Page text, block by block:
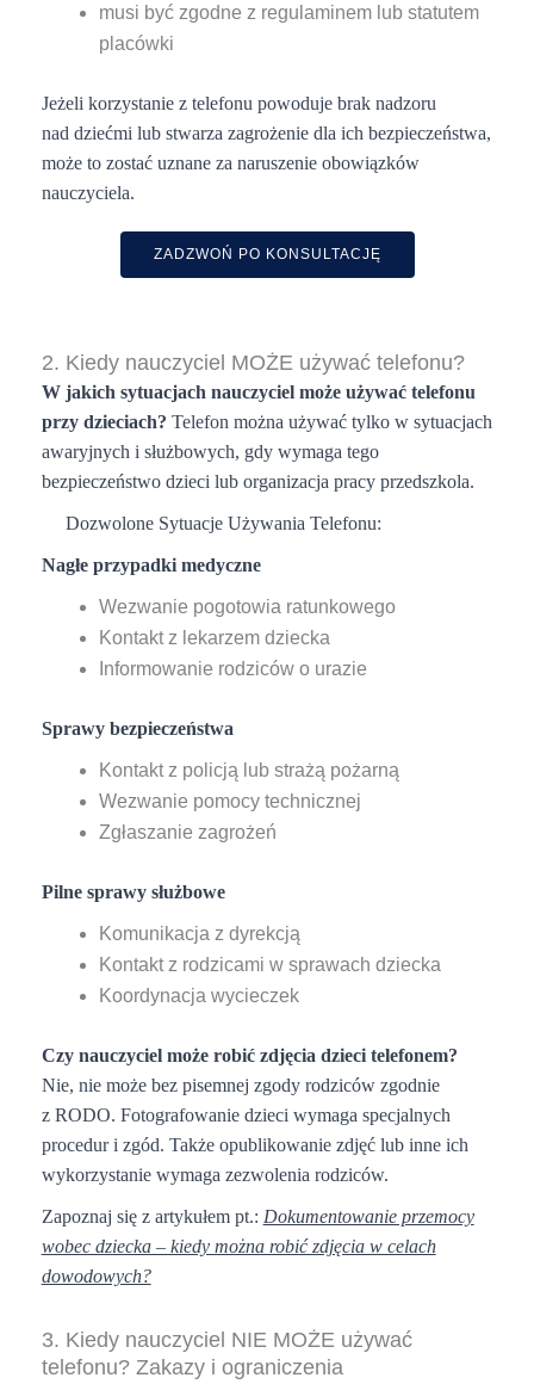
musi być zgodne z regulaminem lub statutem
placówki
Jeżeli korzystanie z telefonu powoduje brak nadzoru
nad dziećmi lub stwarza zagrożenie dla ich bezpieczeństwa,
może to zostać uznane za naruszenie obowiązków
nauczyciela.
ZADZWOŃ PO KONSULTACJĘ
2. Kiedy nauczyciel MOŻE używać telefonu?
W jakich sytuacjach nauczyciel może używać telefonu
przy dzieciach? Telefon można używać tylko w sytuacjach
awaryjnych i służbowych, gdy wymaga tego
bezpieczeństwo dzieci lub organizacja pracy przedszkola.
Dozwolone Sytuacje Używania Telefonu:
Nagłe przypadki medyczne
Wezwanie pogotowia ratunkowego
Kontakt z lekarzem dziecka
Informowanie rodziców o urazie
Sprawy bezpieczeństwa
Kontakt z policją lub strażą pożarną
Wezwanie pomocy technicznej
Zgłaszanie zagrożeń
Pilne sprawy służbowe
Komunikacja z dyrekcją
Kontakt z rodzicami w sprawach dziecka
Koordynacja wycieczek
Czy nauczyciel może robić zdjęcia dzieci telefonem?
Nie, nie może bez pisemnej zgody rodziców zgodnie
z RODO. Fotografowanie dzieci wymaga specjalnych
procedur i zgód. Także opublikowanie zdjęć lub inne ich
wykorzystanie wymaga zezwolenia rodziców.
Zapoznaj się z artykułem pt.: Dokumentowanie przemocy
wobec dziecka – kiedy można robić zdjęcia w celach
dowodowych?
3. Kiedy nauczyciel NIE MOŻE używać
telefonu? Zakazy i ograniczenia